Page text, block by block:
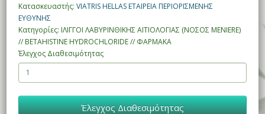
Κατασκευαστής:VIATRIS HELLAS ΕΤΑΙΡΕΙΑ ΠΕΡΙΟΡΙΣΜΕΝΗΣ
ΕΥΘΥΝΗΣ
Κατηγορίες: ΙΛΙΓΓΟΙ ΛΑΒΥΡΙΝΘΙΚΗΣ ΑΙΤΙΟΛΟΓΙΑΣ (ΝΟΣΟΣ MENIERE)
// BETAHISTINE HYDROCHLORIDE // ΦΑΡΜΑΚΑ
Έλεγχος Διαθεσιμότητας
Έλεγχος Διαθεσιμότητας